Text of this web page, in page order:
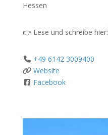
Hessen
👉 Lese und schreibe hier:
+49 6142 3009400
Website
Facebook